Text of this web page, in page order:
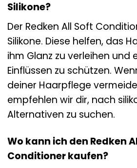
Silikone?
Der Redken All Soft
Silikone. Diese helfen, das
ihm Glanz zu verleihen und
Einflüssen zu schützen.
deiner Haarpflege
empfehlen wir dir, nach
Alternativen zu suchen.
Wo kann ich den Redken
Conditioner kaufen?